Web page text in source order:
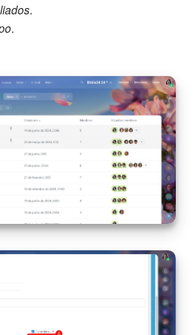
HD
.
.